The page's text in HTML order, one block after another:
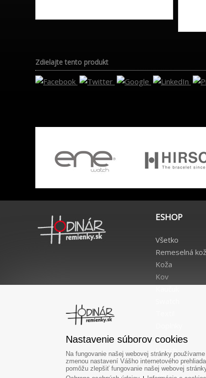
Zdielajte tento produkt
ESHOP
Všetko
Remeselná
Koža
Kov
Nové
Hirsch
Marcco
ZRC
Nastavenie súborov cookies
Na fungovanie našej webovej stránky
zmenou nastavení Vášho internetového
pomôžu zlepšiť fungovanie našej webovej